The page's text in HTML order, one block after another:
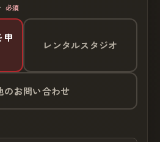
必須
申
レンタルスタジオ
のお問い合わせ